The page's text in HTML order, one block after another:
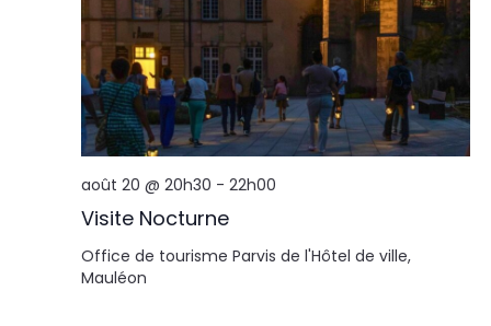
Visite Nocturne
août 20 @ 20h30 - 22h00
Office de tourisme Parvis de l'Hôtel de ville,
Mauléon